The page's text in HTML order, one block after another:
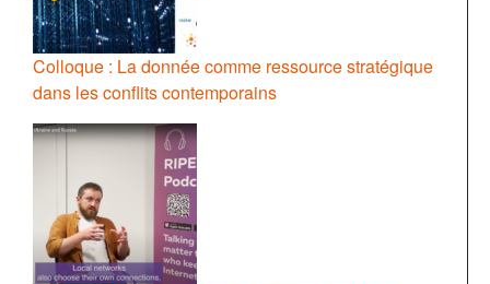
Colloque : La donnée comme ressource stratégique
dans les conflits contemporains